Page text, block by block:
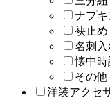
ナプキ
袂止め
名刺入
懐中時
その他
洋装アクセ